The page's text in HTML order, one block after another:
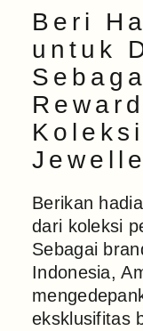
Beri
untuk
Berikan
dari koleksi
Sebagai
Indonesia,
eksklusifitas